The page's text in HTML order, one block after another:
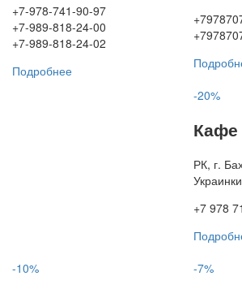
+7-978-741-90-97
+7-989-818-24-00
+7-989-818-24-02
Подробнее
-20%
РК, г.
+7 978
-10%
-7%